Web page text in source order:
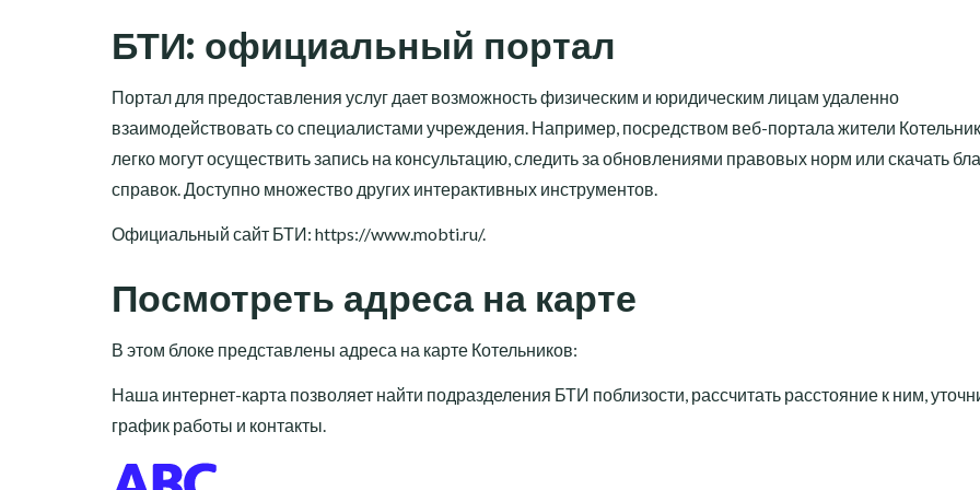
БТИ: официальный портал
Портал для предоставления услуг дает возможность физическим и юридическим лицам удаленно
взаимодействовать со специалистами учреждения. Например, посредством веб-портала жители
легко могут осуществить запись на консультацию, следить за обновлениями правовых норм или скачать
справок. Доступно множество других интерактивных инструментов.
Официальный сайт БТИ: https://www.mobti.ru/.
Посмотреть адреса на карте
В этом блоке представлены адреса на карте Котельников:
Наша интернет-карта позволяет найти подразделения БТИ поблизости, рассчитать расстояние к ним,
график работы и контакты.